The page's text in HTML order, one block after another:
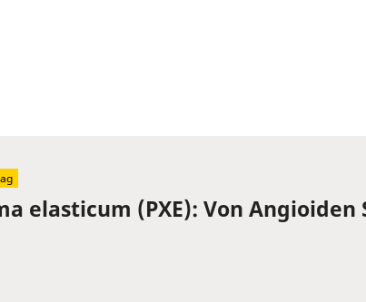
elasticum (PXE): Von